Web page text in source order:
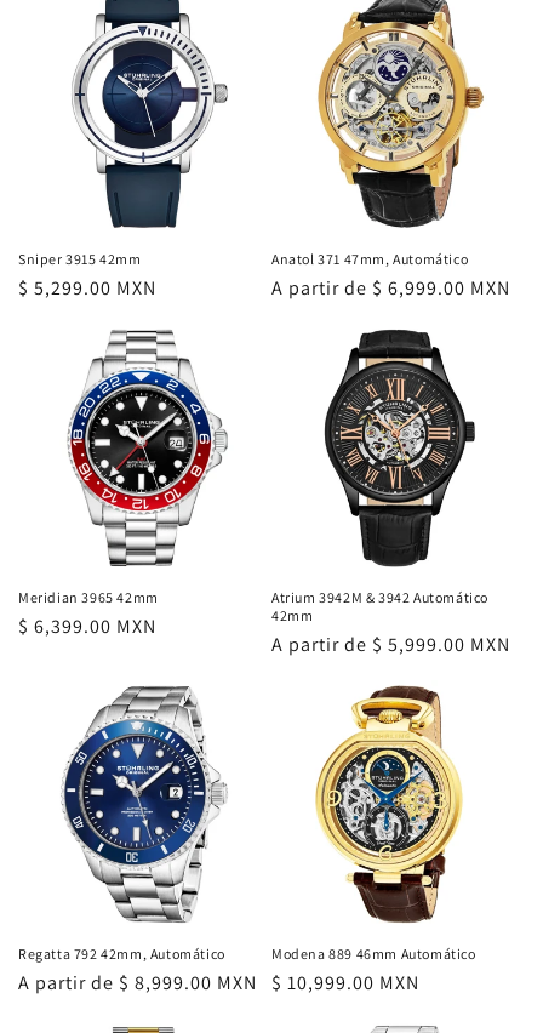
Sniper 3915 42mm
Precio
$ 5,299.00 MXN
Anatol 371 47mm, Automático
Precio
A partir de $ 6,999.00 MXN
Meridian 3965 42mm
Precio
$ 6,399.00 MXN
Atrium 3942M & 3942 Automático
42mm
Precio
A partir de $ 5,999.00 MXN
Regatta 792 42mm, Automático
Precio
A partir de $ 8,999.00 MXN
Modena 889 46mm Automático
Precio
$ 10,999.00 MXN